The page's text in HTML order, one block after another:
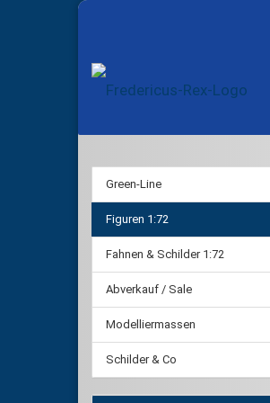
Green-Line
Figuren 1:72
Fahnen & Schilder 1:72
Abverkauf / Sale
Modelliermassen
Schilder & Co